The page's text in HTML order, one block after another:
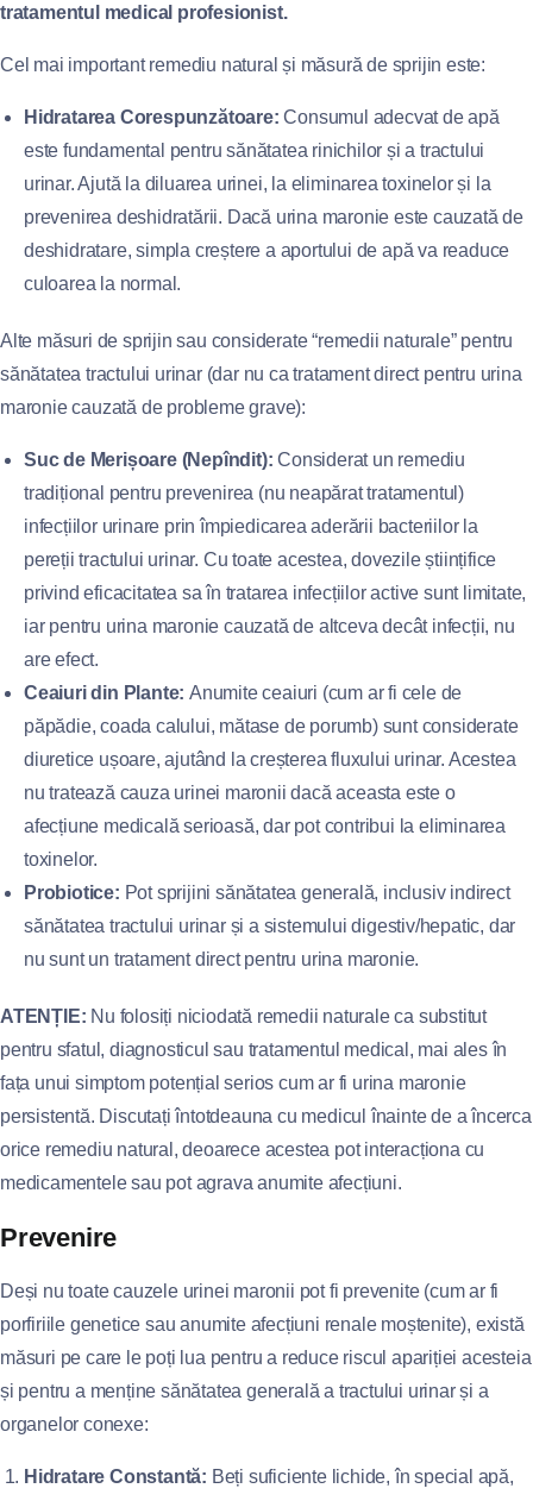
tratamentul medical profesionist.
Cel mai important remediu natural și măsură de sprijin este:
Hidratarea Corespunzătoare: Consumul adecvat de apă
este fundamental pentru sănătatea rinichilor și a tractului
urinar. Ajută la diluarea urinei, la eliminarea toxinelor și la
prevenirea deshidratării. Dacă urina maronie este cauzată de
deshidratare, simpla creștere a aportului de apă va readuce
culoarea la normal.
Alte măsuri de sprijin sau considerate “remedii naturale” pentru
sănătatea tractului urinar (dar nu ca tratament direct pentru urina
maronie cauzată de probleme grave):
Suc de Merișoare (Nepîndit): Considerat un remediu
tradițional pentru prevenirea (nu neapărat tratamentul)
infecțiilor urinare prin împiedicarea aderării bacteriilor la
pereții tractului urinar. Cu toate acestea, dovezile științifice
privind eficacitatea sa în tratarea infecțiilor active sunt limitate,
iar pentru urina maronie cauzată de altceva decât infecții, nu
are efect.
Ceaiuri din Plante: Anumite ceaiuri (cum ar fi cele de
păpădie, coada calului, mătase de porumb) sunt considerate
diuretice ușoare, ajutând la creșterea fluxului urinar. Acestea
nu tratează cauza urinei maronii dacă aceasta este o
afecțiune medicală serioasă, dar pot contribui la eliminarea
toxinelor.
Probiotice: Pot sprijini sănătatea generală, inclusiv indirect
sănătatea tractului urinar și a sistemului digestiv/hepatic, dar
nu sunt un tratament direct pentru urina maronie.
ATENȚIE: Nu folosiți niciodată remedii naturale ca substitut
pentru sfatul, diagnosticul sau tratamentul medical, mai ales în
fața unui simptom potențial serios cum ar fi urina maronie
persistentă. Discutați întotdeauna cu medicul înainte de a încerca
orice remediu natural, deoarece acestea pot interacționa cu
medicamentele sau pot agrava anumite afecțiuni.
Prevenire
Deși nu toate cauzele urinei maronii pot fi prevenite (cum ar fi
porfiriile genetice sau anumite afecțiuni renale moștenite), există
măsuri pe care le poți lua pentru a reduce riscul apariției acesteia
și pentru a menține sănătatea generală a tractului urinar și a
organelor conexe:
Hidratare Constantă: Beți suficiente lichide, în special apă,